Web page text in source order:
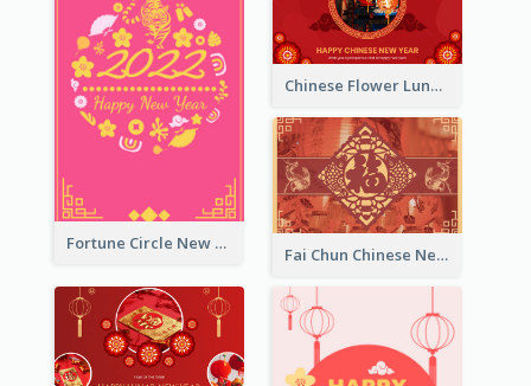
Fortune Circle New Year Greeting Card
Chinese Flower Lunar New Year Greeting Card
Fai Chun Chinese New Year Greeting Card